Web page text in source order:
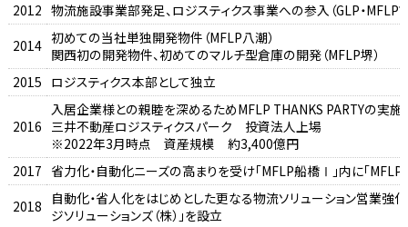
2012 物流施設事業部発足、ロジスティクス事業への参入（GLP・MFLP
2014 初めての当社単独開発物件（MFLP八潮）
関西初の開発物件、初めてのマルチ型倉庫の開発（MFLP堺）
2015 ロジスティクス本部として独立
2016
入居企業様との親睦を深めるためMFLP THANKS PARTYの実施
三井不動産ロジスティクスパーク 投資法人上場
※2022年3月時点 資産規模 約3,400億円
2017 省力化・自動化ニーズの高まりを受け「MFLP船橋Ⅰ」内に「MFLP
2018
自動化・省人化をはじめとした更なる物流ソリューション営業強
ジソリューションズ（株）」を設立